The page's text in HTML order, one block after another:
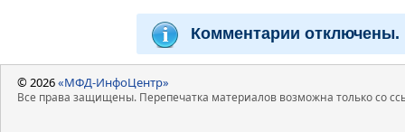
Комментарии отключены.
© 2026«МФД-ИнфоЦентр»
Все права защищены. Перепечатка материалов возможна только со